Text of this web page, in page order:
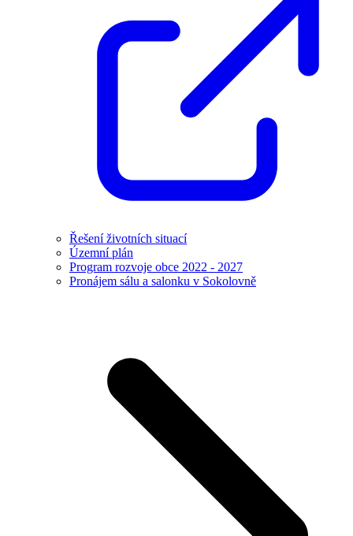
Řešení životních situací
Územní plán
Program rozvoje obce 2022 - 2027
Pronájem sálu a salonku v Sokolovně